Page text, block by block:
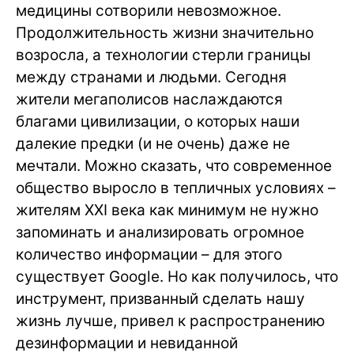
медицины сотворили невозможное.
Продолжительность жизни значительно
возросла, а технологии стерли границы
между странами и людьми. Сегодня
жители мегаполисов наслаждаются
благами цивилизации, о которых наши
далекие предки (и не очень) даже не
мечтали. Можно сказать, что современное
общество выросло в тепличных условиях –
жителям ХХI века как минимум не нужно
запоминать и анализировать огромное
количество информации – для этого
существует Google. Но как получилось, что
инструмент, призванный сделать нашу
жизнь лучше, привел к распространению
дезинформации и невиданной